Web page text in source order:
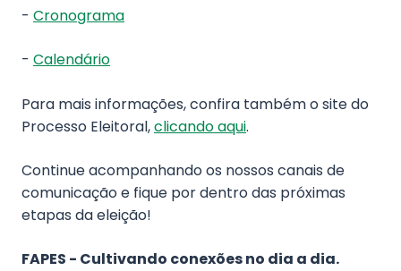
- Cronograma
- Calendário
Para mais informações, confira também o site do
Processo Eleitoral,clicando aqui.
Continue acompanhando os nossos canais de
comunicação e fique por dentro das próximas
etapas da eleição!
FAPES - Cultivando conexões no dia a dia.